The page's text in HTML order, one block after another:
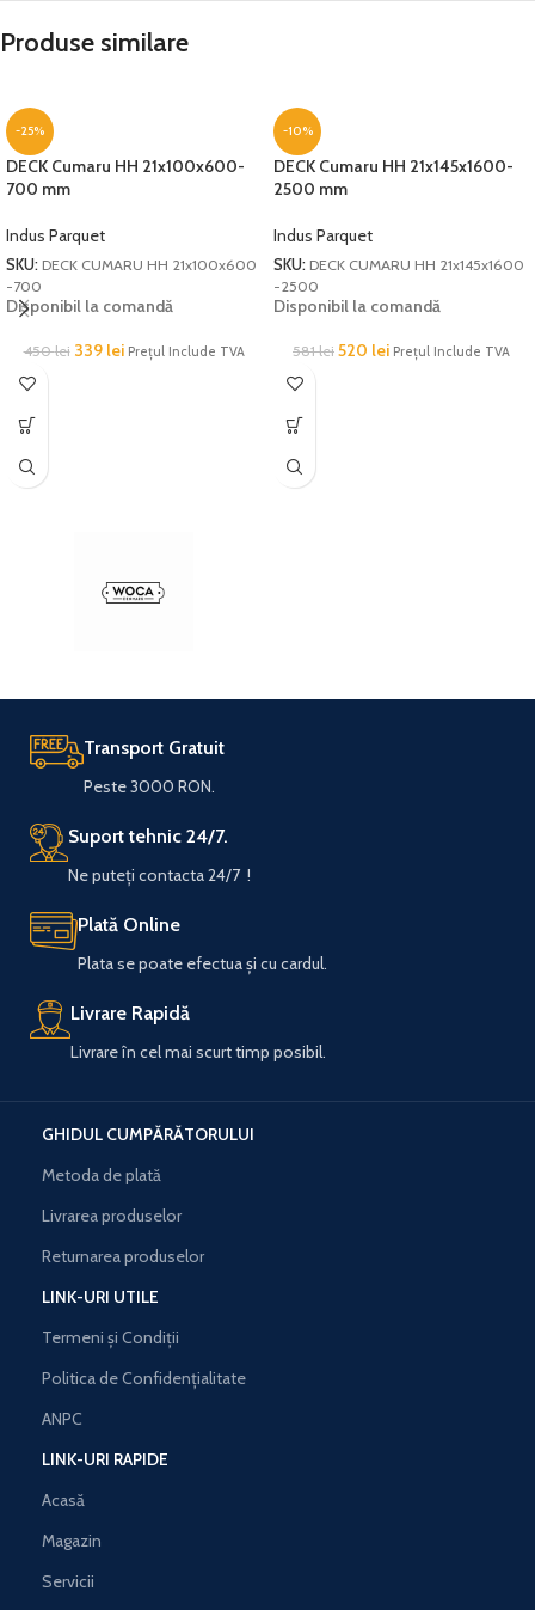
Produse similare
-25%
DECK Cumaru HH 21x100x600-
700 mm
Indus Parquet
SKU: DECK CUMARU HH 21x100x600
-700
Disponibil la comandă
450lei 339 lei Prețul Include TVA
-10%
DECK Cumaru HH 21x145x1600-
2500 mm
Indus Parquet
SKU: DECK CUMARU HH 21x145x1600
-2500
Disponibil la comandă
581lei 520 lei Prețul Include TVA
Transport Gratuit
Peste 3000 RON.
Suport tehnic 24/7.
Ne puteți contacta 24/7 !
Plată Online
Plata se poate efectua și cu cardul.
Livrare Rapidă
Livrare în cel mai scurt timp posibil.
GHIDUL CUMPĂRĂTORULUI
Metoda de plată
Livrarea produselor
Returnarea produselor
LINK-URI UTILE
Termeni și Condiții
Politica de Confidențialitate
ANPC
LINK-URI RAPIDE
Acasă
Magazin
Servicii